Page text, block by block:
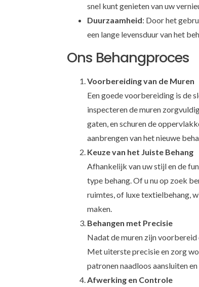
snel kunt genieten van uw
Duurzaamheid: Door het
een lange levensduur van het
Ons Behangproces
Voorbereiding van de Muren
Een goede voorbereiding is de
inspecteren de muren
gaten, en schuren de
aanbrengen van het nieuwe
Keuze van het Juiste Behang
Afhankelijk van uw stijl en de
type behang. Of u nu op zoek
ruimtes, of luxe textielbehang,
maken.
Behangen met Precisie
Nadat de muren zijn voorbereid
Met uiterste precisie en zorg
patronen naadloos aansluiten
Afwerking en Controle